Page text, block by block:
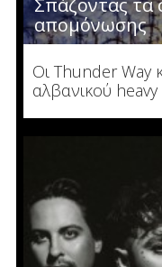
Σπάζοντας τα
απομόνωσης
Οι Thunder Way
αλβανικού